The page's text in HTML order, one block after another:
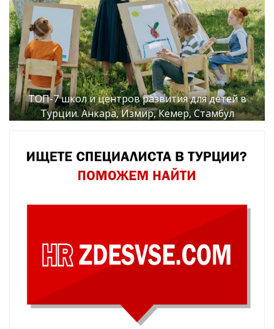
ТОП-7 школ и центров развития для детей в
Турции. Анкара, Измир, Кемер, Стамбул